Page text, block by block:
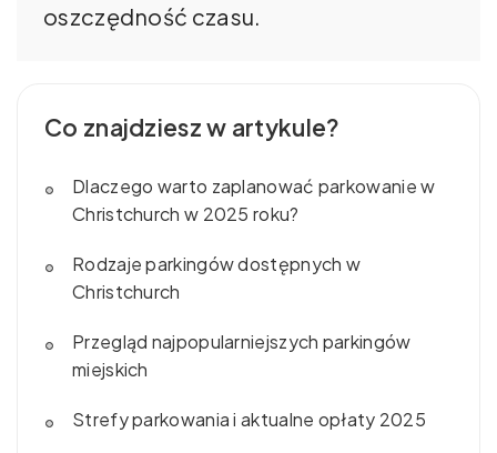
oszczędność czasu.
Co znajdziesz w artykule?
Dlaczego warto zaplanować parkowanie w
Christchurch w 2025 roku?
Rodzaje parkingów dostępnych w
Christchurch
Przegląd najpopularniejszych parkingów
miejskich
Strefy parkowania i aktualne opłaty 2025